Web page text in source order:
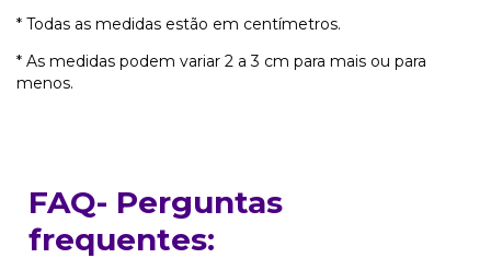
* Todas as medidas estão em centímetros.
* As medidas podem variar 2 a 3 cm para mais ou para
menos.
FAQ- Perguntas
frequentes: